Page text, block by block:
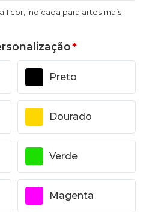
1 cor, indicada para artes mais
*
Preto
Dourado
Verde
Magenta